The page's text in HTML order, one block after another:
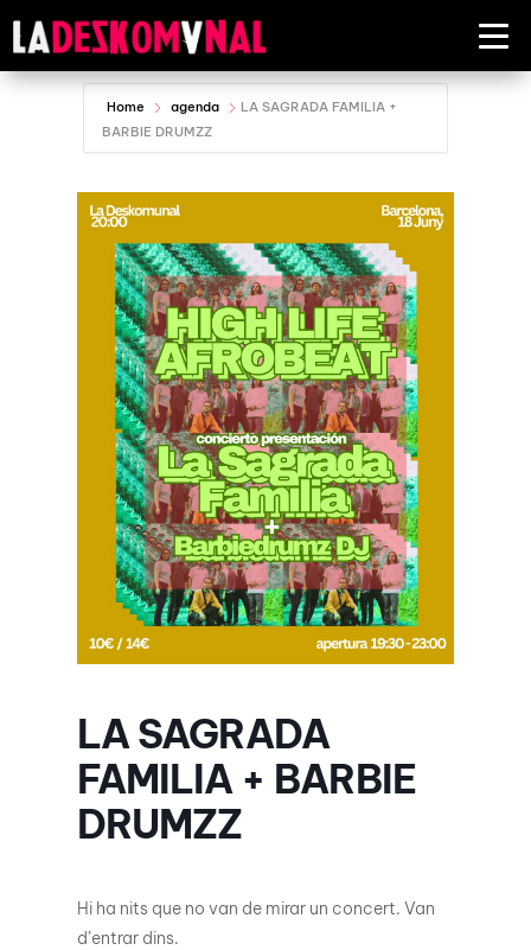
Home agenda
LA SAGRADA FAMILIA +
BARBIE DRUMZZ
LA SAGRADA
FAMILIA + BARBIE
DRUMZZ
Hi ha nits que no van de mirar un concert. Van
d’entrar dins.